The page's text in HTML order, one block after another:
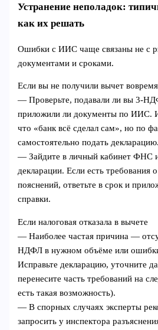
Устранение неполадок:
как их решать
Ошибки с ИИС чаще связаны не с
документами и сроками.
Если вы не получили вычет вовремя
— Проверьте, подавали ли вы 3-
приложили ли документы по ИИС.
что «банк всё сделал сам», но по
самостоятельно подать декларацию.
— Зайдите в личный кабинет ФНС
декларации. Если есть требования
пояснений, ответьте в срок и
справки.
Если налоговая отказала в вычете
— Наиболее частая причина —
НДФЛ в нужном объёме или
Исправьте декларацию, уточните
перенесите часть требований на
есть такая возможность).
— В спорных случаях эксперты
запросить у инспектора